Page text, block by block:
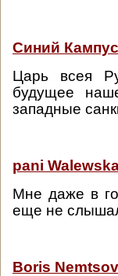
Синий Кампус
Царь всея
будущее
западные
pani
Мне даже в
еще не
Boris Nemtsov